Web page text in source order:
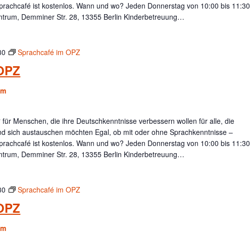
ist kostenlos. Wann und wo? Jeden Donnerstag von 10:00 bis 11:30
Demminer Str. 28, 13355 Berlin Kinderbetreuung…
Sprachcafé im OPZ
Menschen, die ihre Deutschkenntnisse verbessern wollen für alle, die
sich austauschen möchten Egal, ob mit oder ohne Sprachkenntnisse –
ist kostenlos. Wann und wo? Jeden Donnerstag von 10:00 bis 11:30
Demminer Str. 28, 13355 Berlin Kinderbetreuung…
Sprachcafé im OPZ